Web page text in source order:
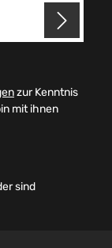
zur Kenntnis
mit ihnen
sind